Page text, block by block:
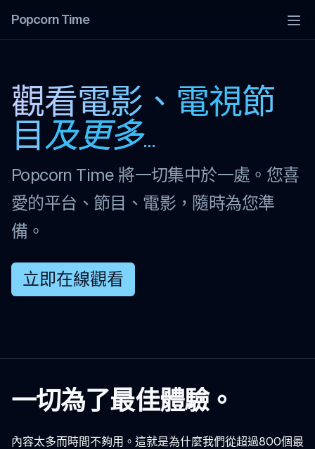
Popcorn Time
觀看電影、電視節
目 及更多...
Popcorn Time 將一切集中於一處。您喜
愛的平台、節目、電影，隨時為您準
備。
立即在線觀看
一切為了最佳體驗。
內容太多而時間不夠用。這就是為什麼我們從超過800個最